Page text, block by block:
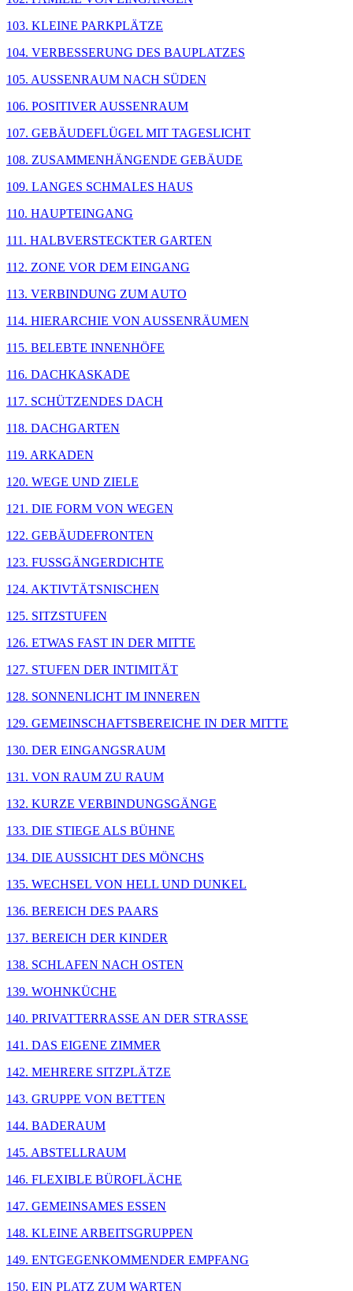
103. KLEINE PARKPLÄTZE
104. VERBESSERUNG DES BAUPLATZES
105. AUSSENRAUM NACH SÜDEN
106. POSITIVER AUSSENRAUM
107. GEBÄUDEFLÜGEL MIT TAGESLICHT
108. ZUSAMMENHÄNGENDE GEBÄUDE
109. LANGES SCHMALES HAUS
110. HAUPTEINGANG
111. HALBVERSTECKTER GARTEN
112. ZONE VOR DEM EINGANG
113. VERBINDUNG ZUM AUTO
114. HIERARCHIE VON AUSSENRÄUMEN
115. BELEBTE INNENHÖFE
116. DACHKASKADE
117. SCHÜTZENDES DACH
118. DACHGARTEN
119. ARKADEN
120. WEGE UND ZIELE
121. DIE FORM VON WEGEN
122. GEBÄUDEFRONTEN
123. FUSSGÄNGERDICHTE
124. AKTIVTÄTSNISCHEN
125. SITZSTUFEN
126. ETWAS FAST IN DER MITTE
127. STUFEN DER INTIMITÄT
128. SONNENLICHT IM INNEREN
129. GEMEINSCHAFTSBEREICHE IN DER MITTE
130. DER EINGANGSRAUM
131. VON RAUM ZU RAUM
132. KURZE VERBINDUNGSGÄNGE
133. DIE STIEGE ALS BÜHNE
134. DIE AUSSICHT DES MÖNCHS
135. WECHSEL VON HELL UND DUNKEL
136. BEREICH DES PAARS
137. BEREICH DER KINDER
138. SCHLAFEN NACH OSTEN
139. WOHNKÜCHE
140. PRIVATTERRASSE AN DER STRASSE
141. DAS EIGENE ZIMMER
142. MEHRERE SITZPLÄTZE
143. GRUPPE VON BETTEN
144. BADERAUM
145. ABSTELLRAUM
146. FLEXIBLE BÜROFLÄCHE
147. GEMEINSAMES ESSEN
148. KLEINE ARBEITSGRUPPEN
149. ENTGEGENKOMMENDER EMPFANG
150. EIN PLATZ ZUM WARTEN